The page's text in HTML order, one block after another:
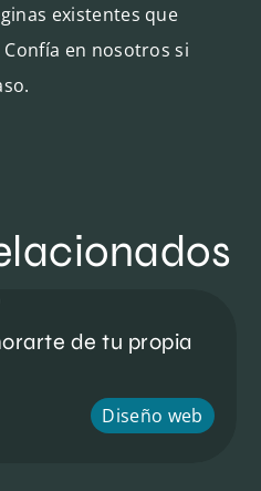
existentes que
en nosotros si
de tu propia
Diseño web